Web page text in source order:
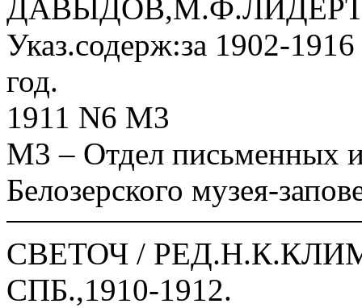
Указ.содерж:за 1902-
год.
1911 N6 М3
М3 – Отдел письменных
Белозерского музея-
СВЕТОЧ /
СПБ.,1910-1912.